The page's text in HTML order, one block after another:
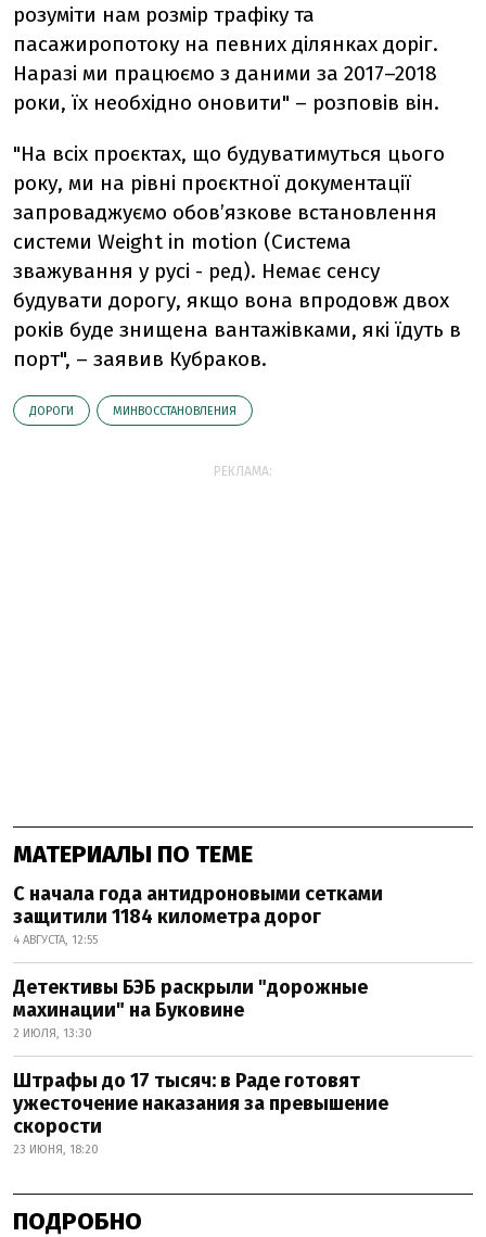
розуміти нам розмір трафіку та
пасажиропотоку на певних ділянках доріг.
Наразі ми працюємо з даними за 2017–2018
роки, їх необхідно оновити" – розповів він.
"На всіх проєктах, що будуватимуться цього
року, ми на рівні проєктної документації
запроваджуємо обов’язкове встановлення
системи Weight in motion (Система
зважування у русі - ред). Немає сенсу
будувати дорогу, якщо вона впродовж двох
років буде знищена вантажівками, які їдуть в
порт", – заявив Кубраков.
ДОРОГИ МИНВОССТАНОВЛЕНИЯ
РЕКЛАМА:
МАТЕРИАЛЫ ПО ТЕМЕ
С начала года антидроновыми сетками
защитили 1184 километра дорог
4 АВГУСТА, 12:55
Детективы БЭБ раскрыли "дорожные
махинации" на Буковине
2 ИЮЛЯ, 13:30
Штрафы до 17 тысяч: в Раде готовят
ужесточение наказания за превышение
скорости
23 ИЮНЯ, 18:20
ПОДРОБНО